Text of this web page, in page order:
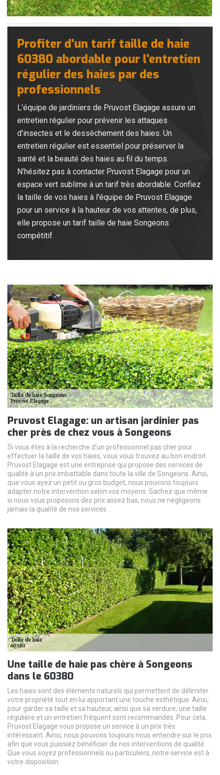
Profiter d’un tarif taille de haie
60380 abordable pour l'entretien
régulier des haies par des
professionnels
L'équipe de jardiniers de Pruvost Elagage assure un
entretien régulier pour prévenir les attaques
d'insectes et le dessèchement des haies. Un
entretien régulier est essentiel pour préserver la
santé et la beauté des haies au fil du temps.
N’hésitez pas à contacter Pruvost Elagage pour un
espace vert sublime à un tarif très abordable. Confiez
la taille de vos haies à l'équipe de Pruvost Elagage
pour un service à la hauteur de vos attentes, de plus,
elle propose un tarif taille de haie Songeons
compétitif.
Pruvost Elagage: un artisan jardinier pas
cher près de chez vous à Songeons
Si vous êtes à la recherche d'un professionnel pas cher pour
effectuer la taille de vos haies, vous vous trouvez au bon endroit.
Pruvost Elagage est une entreprise qui propose des services de
qualité à un prix imbattable dans toute la ville de Songeons. Ainsi,
que vous ayez un petit ou gros budget, nous pouvons toujours
adapter notre intervention selon vos moyens. Sachez que même
si nous vous proposons des prix assez bas, nous ne négligeons
jamais la qualité de nos services.
Une taille de haie pas chère à Songeons
dans le 60380
Les haies sont des éléments naturels qui permettent de délimiter
votre propriété tout en lui apportant une touche esthétique. Ainsi,
pour garder sa taille et sa hauteur, ainsi que sa verdure, une taille
régulière et un entretien fréquent sont recommandés. Pour cela,
Pruvost Elagage vous propose un service à un prix très
intéressant. Ainsi, nous pouvons toujours nous entendre sur le prix
afin que vous puissiez bénéficier de nos interventions de qualité.
Que vous soyez professionnels ou particuliers, notre service est à
votre disposition.